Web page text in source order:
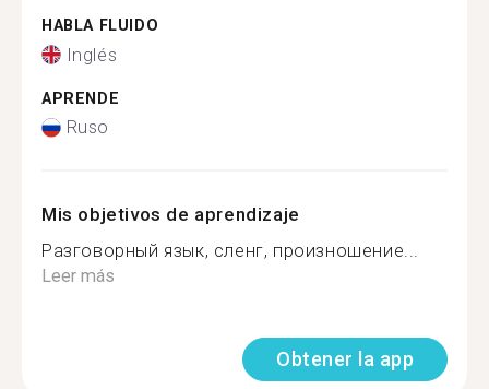
HABLA FLUIDO
Inglés
APRENDE
Ruso
Mis objetivos de aprendizaje
Разговорный язык, сленг, произношение...
Leer más
Obtener la app